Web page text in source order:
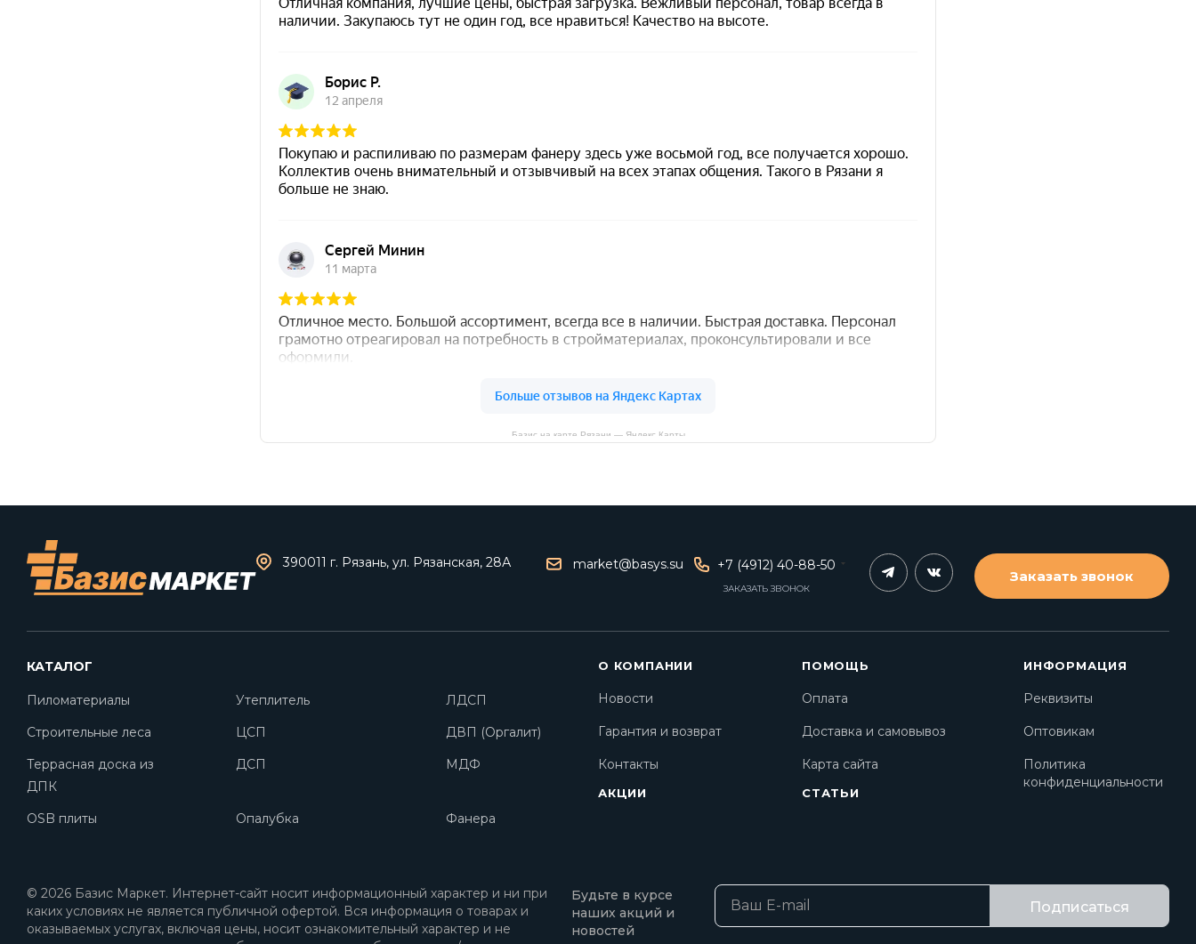
Базис на карте Рязани — Яндекс Карты
390011 г. Рязань, ул. Рязанская, 28А market@basys.su +7 (4912) 40-88-50
ЗАКАЗАТЬ ЗВОНОК
Заказать звонок
КАТАЛОГ
Пиломатериалы Утеплитель
ЛДСП
Строительные леса
ЦСП
ДВП (Оргалит)
Террасная доска из
ДПК
ДСП МДФ
OSB плиты Опалубка Фанера
О КОМПАНИИ
Новости
Гарантия и возврат
Контакты
АКЦИИ
ПОМОЩЬ
Оплата
Доставка и самовывоз
Карта сайта
СТАТЬИ
ИНФОРМАЦИЯ
Реквизиты
Оптовикам
Политика
конфиденциальности
Будьте в курсе
наших акций и
новостей
Подписаться
© 2026 Базис Маркет. Интернет-сайт носит информационный характер и ни при
каких условиях не является публичной офертой. Вся информация о товарах и
оказываемых услугах, включая цены, носит ознакомительный характер и не